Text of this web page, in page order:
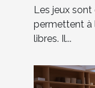
Les jeux
permettent à
libres. Il...